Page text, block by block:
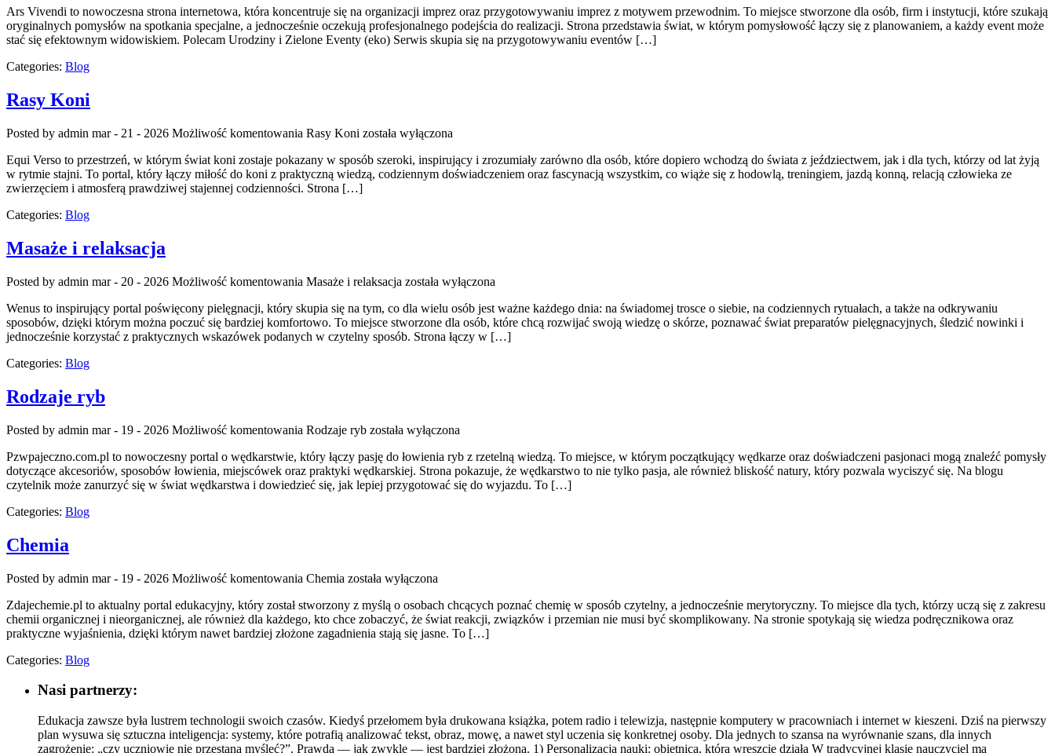
Ars Vivendi to nowoczesna strona internetowa, która koncentruje się na organizacji imprez oraz przygotowywaniu imprez z motywem przewodnim. To miejsce stworzone dla osób, firm i instytucji, które szukają
oryginalnych pomysłów na spotkania specjalne, a jednocześnie oczekują profesjonalnego podejścia do realizacji. Strona przedstawia świat, w którym pomysłowość łączy się z planowaniem, a każdy event może
stać się efektownym widowiskiem. Polecam Urodziny i Zielone Eventy (eko) Serwis skupia się na przygotowywaniu eventów […]
Categories: Blog
Rasy Koni
Posted by admin mar - 21 - 2026 Możliwość komentowania Rasy Koni została wyłączona
Equi Verso to przestrzeń, w którym świat koni zostaje pokazany w sposób szeroki, inspirujący i zrozumiały zarówno dla osób, które dopiero wchodzą do świata z jeździectwem, jak i dla tych, którzy od lat żyją
w rytmie stajni. To portal, który łączy miłość do koni z praktyczną wiedzą, codziennym doświadczeniem oraz fascynacją wszystkim, co wiąże się z hodowlą, treningiem, jazdą konną, relacją człowieka ze
zwierzęciem i atmosferą prawdziwej stajennej codzienności. Strona […]
Categories: Blog
Masaże i relaksacja
Posted by admin mar - 20 - 2026 Możliwość komentowania Masaże i relaksacja została wyłączona
Wenus to inspirujący portal poświęcony pielęgnacji, który skupia się na tym, co dla wielu osób jest ważne każdego dnia: na świadomej trosce o siebie, na codziennych rytuałach, a także na odkrywaniu
sposobów, dzięki którym można poczuć się bardziej komfortowo. To miejsce stworzone dla osób, które chcą rozwijać swoją wiedzę o skórze, poznawać świat preparatów pielęgnacyjnych, śledzić nowinki i
jednocześnie korzystać z praktycznych wskazówek podanych w czytelny sposób. Strona łączy w […]
Categories: Blog
Rodzaje ryb
Posted by admin mar - 19 - 2026 Możliwość komentowania Rodzaje ryb została wyłączona
Pzwpajeczno.com.pl to nowoczesny portal o wędkarstwie, który łączy pasję do łowienia ryb z rzetelną wiedzą. To miejsce, w którym początkujący wędkarze oraz doświadczeni pasjonaci mogą znaleźć pomysły
dotyczące akcesoriów, sposobów łowienia, miejscówek oraz praktyki wędkarskiej. Strona pokazuje, że wędkarstwo to nie tylko pasja, ale również bliskość natury, który pozwala wyciszyć się. Na blogu
czytelnik może zanurzyć się w świat wędkarstwa i dowiedzieć się, jak lepiej przygotować się do wyjazdu. To […]
Categories: Blog
Chemia
Posted by admin mar - 19 - 2026 Możliwość komentowania Chemia została wyłączona
Zdajechemie.pl to aktualny portal edukacyjny, który został stworzony z myślą o osobach chcących poznać chemię w sposób czytelny, a jednocześnie merytoryczny. To miejsce dla tych, którzy uczą się z zakresu
chemii organicznej i nieorganicznej, ale również dla każdego, kto chce zobaczyć, że świat reakcji, związków i przemian nie musi być skomplikowany. Na stronie spotykają się wiedza podręcznikowa oraz
praktyczne wyjaśnienia, dzięki którym nawet bardziej złożone zagadnienia stają się jasne. To […]
Categories: Blog
Nasi partnerzy:
Edukacja zawsze była lustrem technologii swoich czasów. Kiedyś przełomem była drukowana książka, potem radio i telewizja, następnie komputery w pracowniach i internet w kieszeni. Dziś na pierwszy
plan wysuwa się sztuczna inteligencja: systemy, które potrafią analizować tekst, obraz, mowę, a nawet styl uczenia się konkretnej osoby. Dla jednych to szansa na wyrównanie szans, dla innych
zagrożenie: „czy uczniowie nie przestaną myśleć?”. Prawda — jak zwykle — jest bardziej złożona. 1) Personalizacja nauki: obietnica, która wreszcie działa W tradycyjnej klasie nauczyciel ma